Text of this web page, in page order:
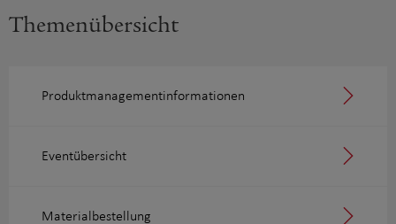
Themenübersicht
Produktmanagement­informationen
Eventübersicht
Materialbestellung